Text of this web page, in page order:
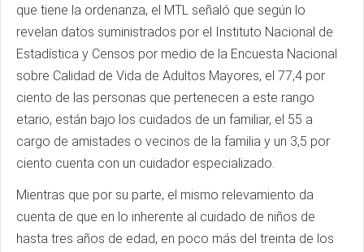
que tiene la ordenanza, el MTL señaló que según lo
revelan datos suministrados por el Instituto Nacional de
Estadística y Censos por medio de la Encuesta Nacional
sobre Calidad de Vida de Adultos Mayores, el 77,4 por
ciento de las personas que pertenecen a este rango
etario, están bajo los cuidados de un familiar, el 55 a
cargo de amistades o vecinos de la familia y un 3,5 por
ciento cuenta con un cuidador especializado.
Mientras que por su parte, el mismo relevamiento da
cuenta de que en lo inherente al cuidado de niños de
hasta tres años de edad, en poco más del treinta de los